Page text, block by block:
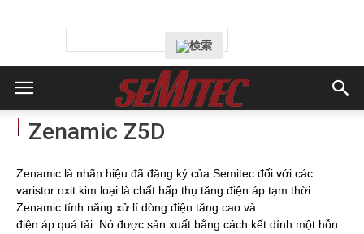
Zenamic Z5D
Zenamic là nhãn hiệu đã đăng ký của Semitec đối với các
varistor oxit kim loại là chất hấp thụ tăng điện áp tạm thời.
Zenamic tính năng xử lí dòng điện tăng cao và
điện áp quá tải. Nó được sản xuất bằng cách kết dính một hỗn